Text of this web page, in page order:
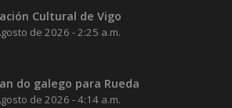
Cultural de Vigo
de 2026 - 2:25 a.m.
do galego para Rueda
de 2026 - 4:14 a.m.